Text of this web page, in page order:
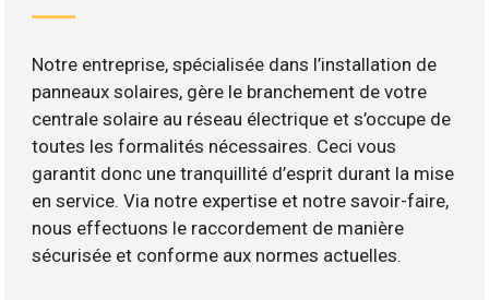
Notre entreprise, spécialisée dans l’installation de
panneaux solaires, gère le branchement de votre
centrale solaire au réseau électrique et s’occupe de
toutes les formalités nécessaires. Ceci vous
garantit donc une tranquillité d’esprit durant la mise
en service. Via notre expertise et notre savoir-faire,
nous effectuons le raccordement de manière
sécurisée et conforme aux normes actuelles.